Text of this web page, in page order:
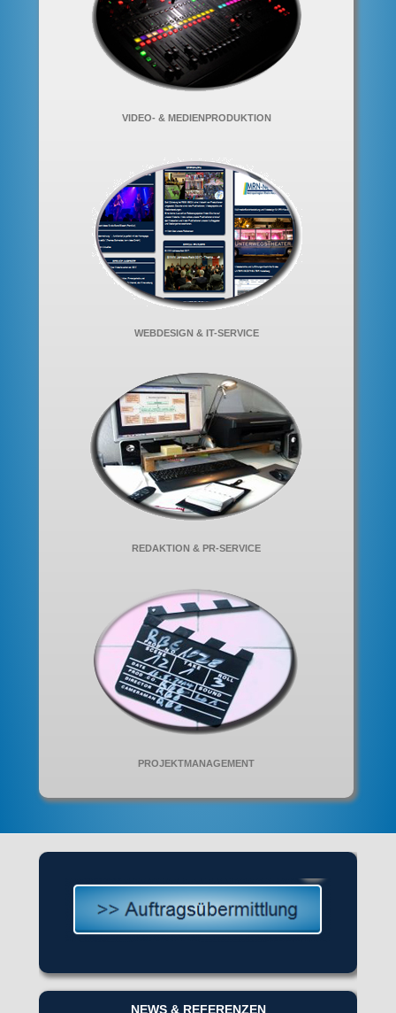
VIDEO- & MEDIENPRODUKTION
WEBDESIGN & IT-SERVICE
REDAKTION & PR-SERVICE
PROJEKTMANAGEMENT
NEWS & REFERENZEN